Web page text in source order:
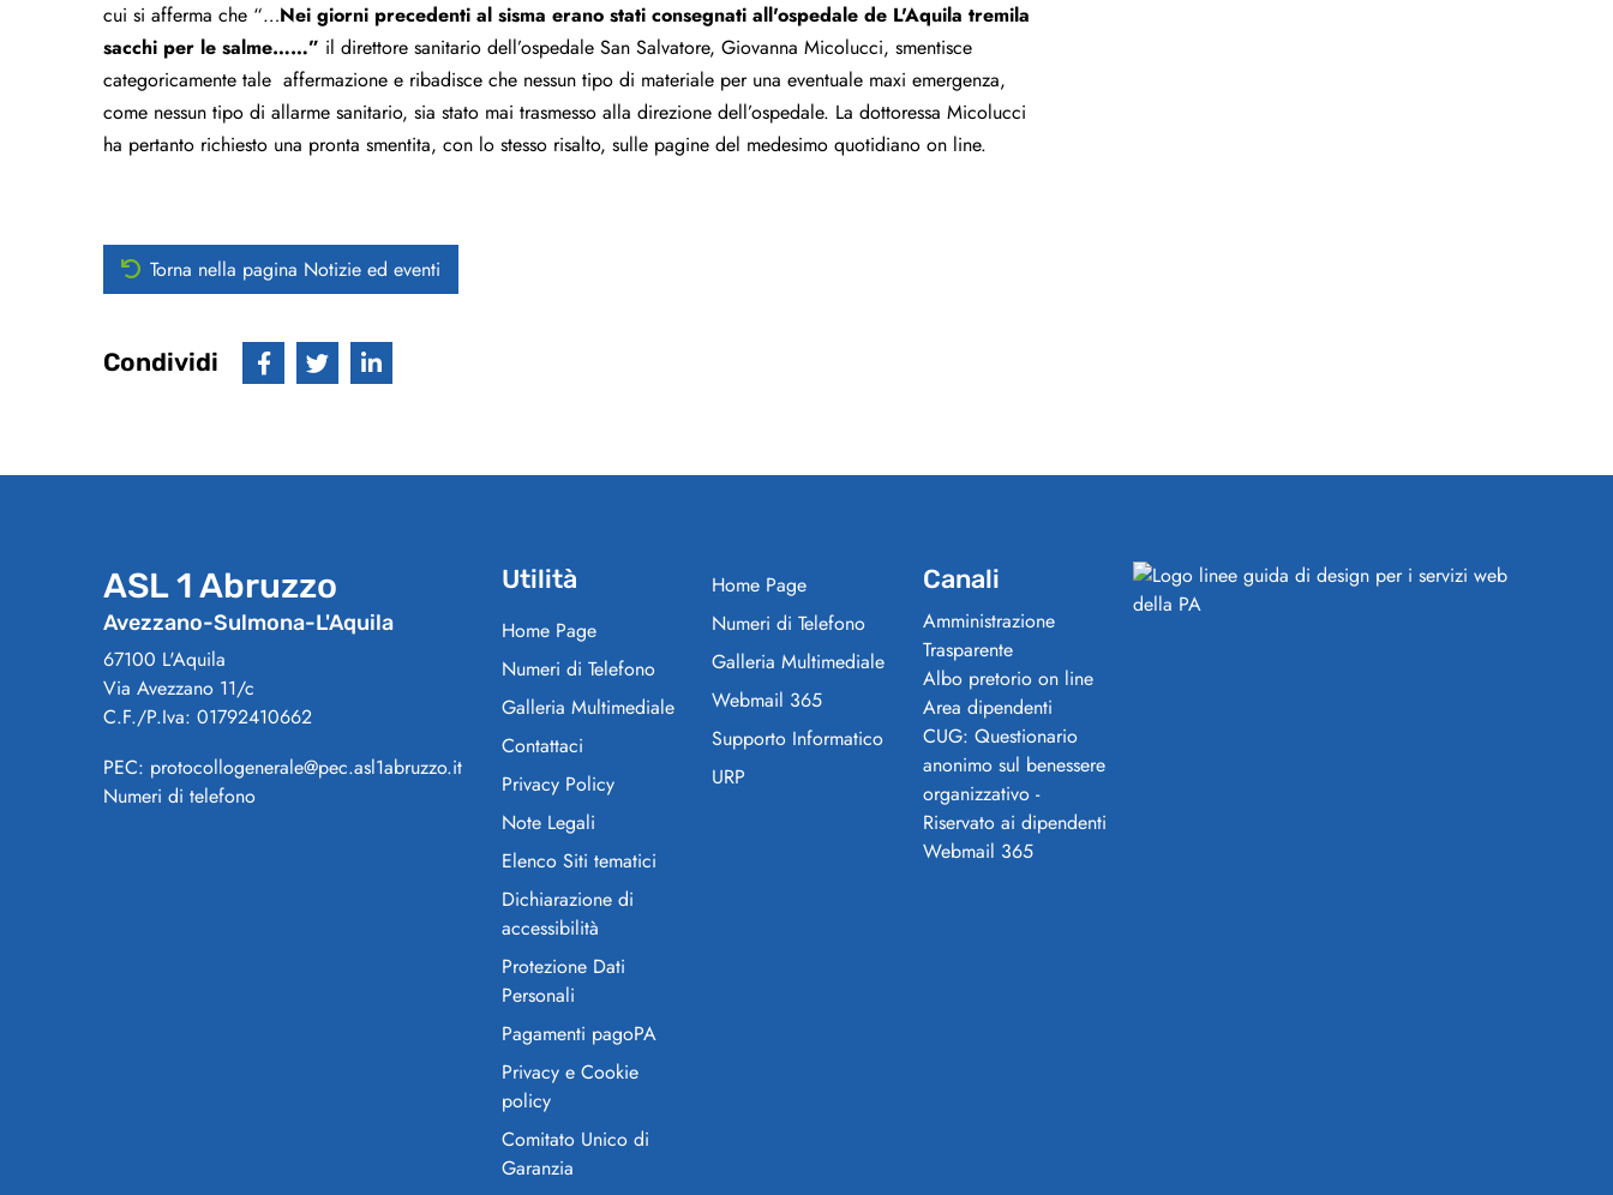
cui si afferma che “…Nei giorni precedenti al sisma erano stati consegnati all'ospedale de L'Aquila tremila
sacchi per le salme……” il direttore sanitario dell’ospedale San Salvatore, Giovanna Micolucci, smentisce
categoricamente tale affermazione e ribadisce che nessun tipo di materiale per una eventuale maxi emergenza,
come nessun tipo di allarme sanitario, sia stato mai trasmesso alla direzione dell’ospedale. La dottoressa Micolucci
ha pertanto richiesto una pronta smentita, con lo stesso risalto, sulle pagine del medesimo quotidiano on line.
Torna nella pagina Notizie ed eventi
Condividi
ASL 1 Abruzzo
Avezzano-Sulmona-L'Aquila
67100 L'Aquila
Via Avezzano 11/c
C.F./P.Iva: 01792410662
PEC: protocollogenerale@pec.asl1abruzzo.it
Numeri di telefono
Utilità
Home Page
Numeri di Telefono
Galleria Multimediale
Contattaci
Privacy Policy
Note Legali
Elenco Siti tematici
Dichiarazione di
accessibilità
Protezione Dati
Personali
Pagamenti pagoPA
Privacy e Cookie
policy
Comitato Unico di
Garanzia
Home Page
Numeri di Telefono
Galleria Multimediale
Webmail 365
Supporto Informatico
URP
Canali
Amministrazione
Trasparente
Albo pretorio on line
Area dipendenti
CUG: Questionario
anonimo sul benessere
organizzativo -
Riservato ai dipendenti
Webmail 365